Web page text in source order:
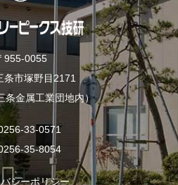
k
955-0055
条市塚野目2171
条金属工業団地内）
33-0571
35-8054
シーポリシー